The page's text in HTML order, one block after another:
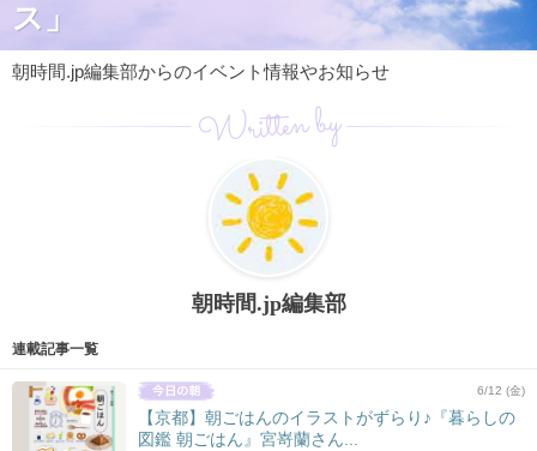
ス」
朝時間.jp編集部からのイベント情報やお知らせ
Written by
朝時間.jp編集部
連載記事一覧
6/12 (金)
【京都】朝ごはんのイラストがずらり♪『暮らしの
図鑑 朝ごはん』宮嵜蘭さん...